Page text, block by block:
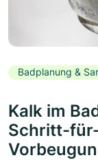
Badplanung &
Kalk im
Schritt-